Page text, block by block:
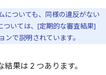
についても、同様の違反がない
いては、[定期的な審査結果]
で説明されています。
果は 2 つあります。